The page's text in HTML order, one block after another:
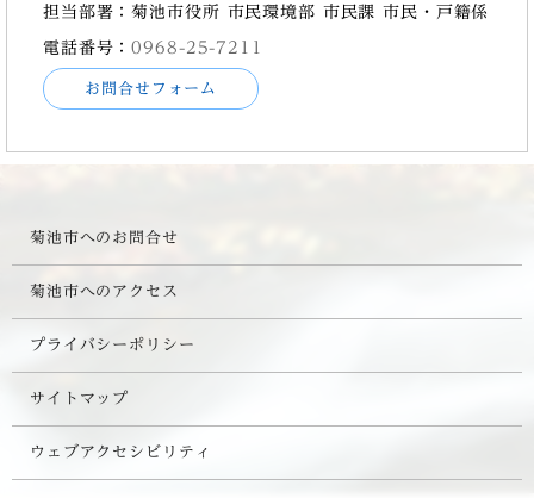
担当部署：菊池市役所 市民環境部 市民課 市民・戸籍係
電話番号：0968-25-7211
お問合せフォーム
菊池市へのお問合せ
菊池市へのアクセス
プライバシーポリシー
サイトマップ
ウェブアクセシビリティ